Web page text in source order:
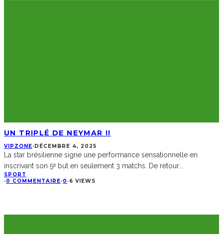
UN TRIPLÉ DE NEYMAR !!
VIPZONE· DÉCEMBRE 4, 2025
La star brésilienne signe une performance sensationnelle en
inscrivant son 5ᵉ but en seulement 3 matchs. De retour...
SPORT
·0 COMMENTAIRE·0 ·6 VIEWS